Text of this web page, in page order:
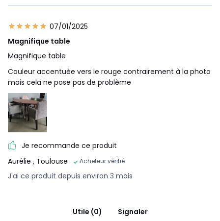
07/01/2025
Magnifique table
Magnifique table
Couleur accentuée vers le rouge contrairement à la photo
mais cela ne pose pas de problème
Je recommande ce produit
Aurélie , Toulouse Acheteur vérifié
J'ai ce produit depuis environ 3 mois
Utile (0) Signaler